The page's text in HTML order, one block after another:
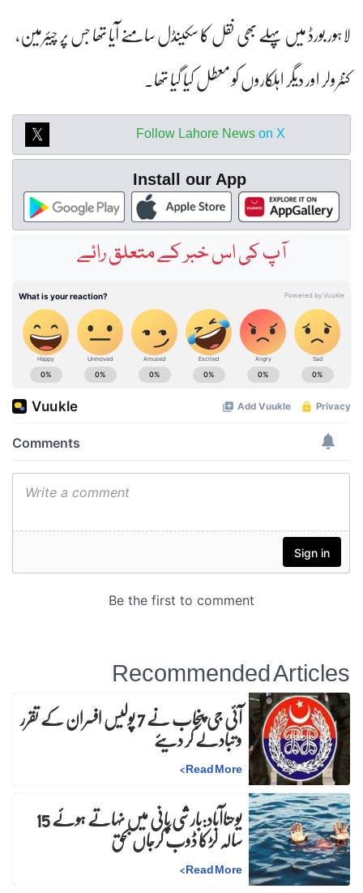
لاہور بورڈ میں پہلے بھی نقل کا سکینڈل سامنے آیا تھا جس پر چیئرمین،
کنٹرولر اور دیگر اہلکاروں کو معطل کیا گیا تھا۔
Follow Lahore News on X
Install our App
آپ کی اس خبر کے متعلق رائے
Recommended Articles
آئی جی پنجاب نے 7 پولیس افسران کے تقرر و تبادلے کر دیئے
Read More
>
یوحناآباد:بارشی پانی میں نہاتے ہوئے 15 سالہ لڑکا ڈوب کرجاں بحق
Read More
>